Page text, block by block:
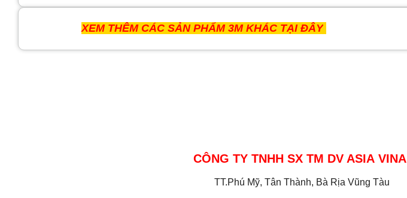
XEM THÊM CÁC SẢN PHẨM 3M KHÁC TẠI ĐÂY
CÔNG TY TNHH SX TM DV ASIA VINA
TT.Phú Mỹ, Tân Thành, Bà Rịa Vũng Tàu